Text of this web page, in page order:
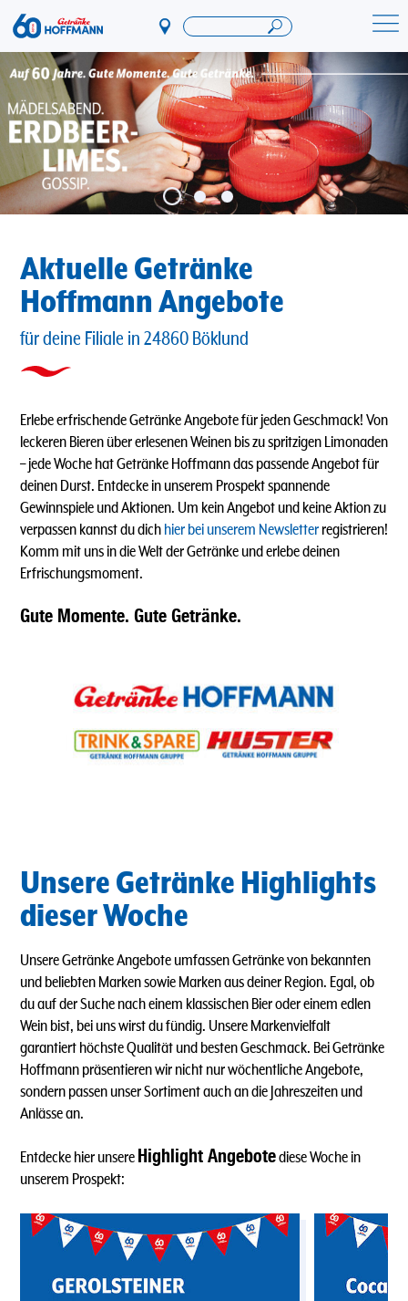
Direkt
zum
Inhalt
Startseite Getränke Hoffmann
Aktuelle Getränke
Hoffmann Angebote
für deine Filiale in 24860 Böklund
Erlebe erfrischende Getränke Angebote für jeden Geschmack! Von
leckeren Bieren über erlesenen Weinen bis zu spritzigen Limonaden
–jede Woche hat Getränke Hoffmann das passende Angebot für
deinen Durst. Entdecke in unserem Prospekt spannende
Gewinnspiele und Aktionen. Um kein Angebot und keine Aktion zu
verpassen kannst du dich hier bei unserem Newsletter registrieren!
Komm mit uns in die Welt der Getränke und erlebe deinen
Erfrischungsmoment.
Gute Momente. Gute Getränke.
Unsere Getränke Highlights
dieser Woche
Unsere Getränke Angebote umfassen Getränke von bekannten
und beliebten Marken sowie Marken aus deiner Region. Egal, ob
du auf der Suche nach einem klassischen Bier oder einem edlen
Wein bist, bei uns wirst du fündig. Unsere Markenvielfalt
garantiert höchste Qualität und besten Geschmack. Bei Getränke
Hoffmann präsentieren wir nicht nur wöchentliche Angebote,
sondern passen unser Sortiment auch an die Jahreszeiten und
Anlässe an.
Entdecke hier unsere Highlight Angebotediese Woche in
unserem Prospekt: